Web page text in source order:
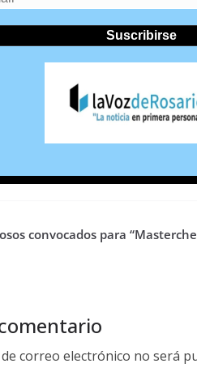
convocados para
correo electrónico no será